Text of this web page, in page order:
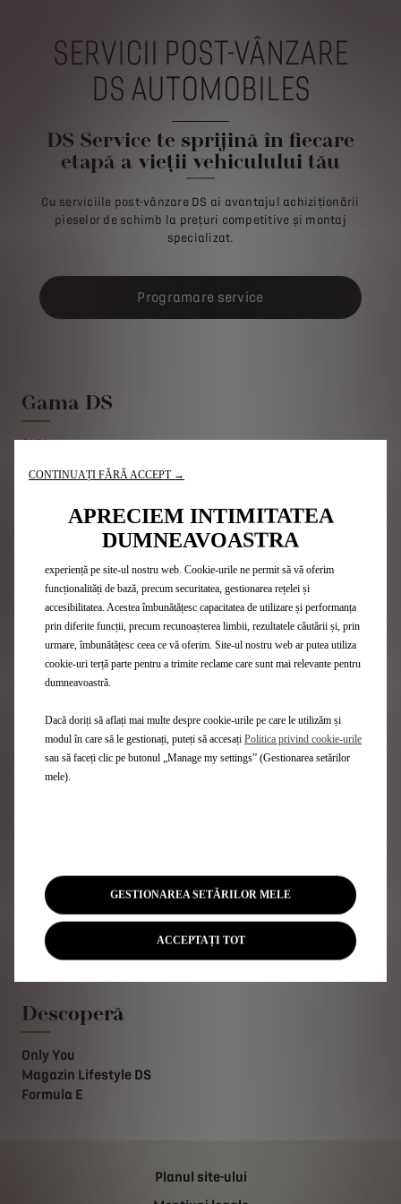
SERVICII POST-VÂNZARE
DS AUTOMOBILES
DS Service te sprijină în fiecare
etapă a vieții vehiculului tău
Cu serviciile post-vânzare DS ai avantajul achiziționării
pieselor de schimb la prețuri competitive și montaj
specializat.
Programare service
Gama DS
SUV
Hatchback-uri
Ediții Limitate
Vehicule Hybrid
Vehicule Plug-in Hybrid
Vehicule 100% electrice
Acces rapid
Configurator DS
Livrare imediată
Tehnologii
Găsește un punct de vânzare
Contactează-ne
Abonare Newsletter
Programează-te online
DS Asistență
Accesorii DS
Criterii de selecție DOPSA
Descoperă
Only You
Magazin Lifestyle DS
Formula E
Planul site-ului
CONTINUAȚI FĂRĂ ACCEPT →
APRECIEM INTIMITATEA
DUMNEAVOASTRA
Utilizăm cookie-uri pentru a ne asigura că vă oferim cea mai bună
experiență pe site-ul nostru web. Cookie-urile ne permit să vă oferim
funcționalități de bază, precum securitatea, gestionarea rețelei și
accesibilitatea. Acestea îmbunătățesc capacitatea de utilizare și performanța
prin diferite funcții, precum recunoașterea limbii, rezultatele căutării și, prin
urmare, îmbunătățesc ceea ce vă oferim. Site-ul nostru web ar putea utiliza
cookie-uri terță parte pentru a trimite reclame care sunt mai relevante pentru
dumneavoastră.
Dacă doriți să aflați mai multe despre cookie-urile pe care le utilizăm și
modul în care să le gestionați, puteți să accesați Politica privind cookie-urile
sau să faceți clic pe butonul „Manage my settings” (Gestionarea setărilor
mele).
GESTIONAREA SETĂRILOR MELE
ACCEPTAȚI TOT